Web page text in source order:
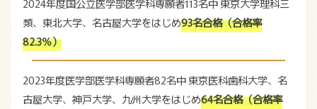
2024年度国公立医学部医学科専願者113名中東京大学理科三
類、東北大学、名古屋大学をはじめ93名合格（合格率
82.3％）
2023年度医学部医学科専願者82名中東京医科歯科大学、名
古屋大学、神戸大学、九州大学をはじめ64名合格（合格率